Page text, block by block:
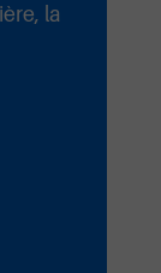
la
Fidèle